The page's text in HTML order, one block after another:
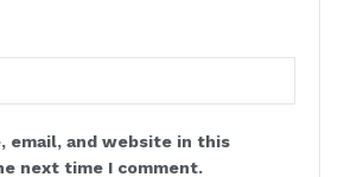
email, and website in this
next time I comment.